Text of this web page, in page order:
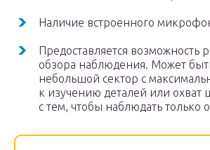
Наличие встроенного
Предоставляется возможность
обзора наблюдения. Может
небольшой сектор с
к изучению деталей или охват
с тем, чтобы наблюдать только